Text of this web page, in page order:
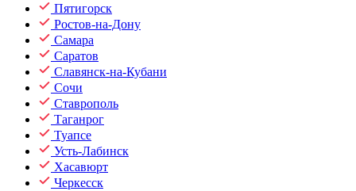
Пятигорск
Ростов-на-Дону
Самара
Саратов
Славянск-на-Кубани
Сочи
Ставрополь
Таганрог
Туапсе
Усть-Лабинск
Хасавюрт
Черкесск